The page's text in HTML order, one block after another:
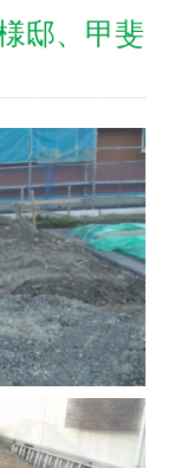
邸、甲斐